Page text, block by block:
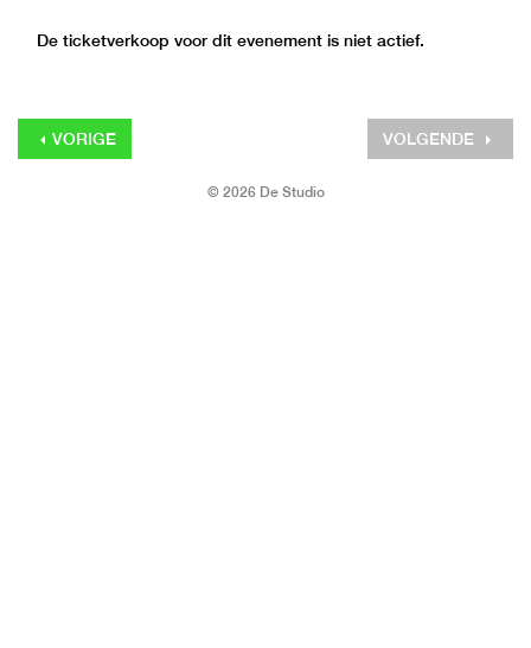
De ticketverkoop voor dit evenement is niet actief.
VORIGE VOLGENDE
© 2026 De Studio